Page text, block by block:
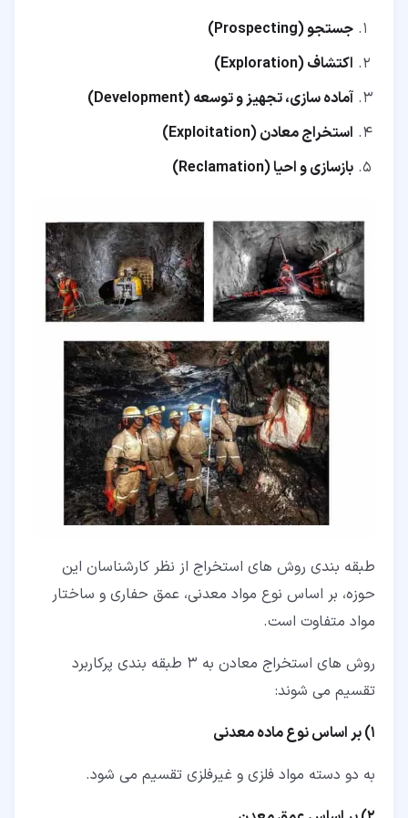
جستجو (Prospecting)
اکتشاف (Exploration)
آماده سازی، تجهیز و توسعه (Development)
استخراج معادن (Exploitation)
بازسازی و احیا (Reclamation)
طبقه بندی روش های استخراج از نظر کارشناسان این
حوزه، بر اساس نوع مواد معدنی، عمق حفاری و ساختار
مواد متفاوت است.
روش های استخراج معادن به 3 طبقه بندی پرکاربرد
تقسیم می شوند:
1) بر اساس نوع ماده معدنی
به دو دسته مواد فلزی و غیرفلزی تقسیم می شود.